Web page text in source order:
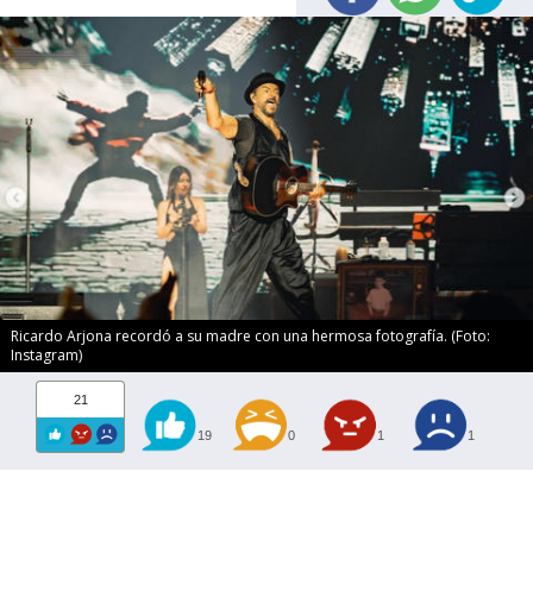
Ricardo Arjona recordó a su madre con una hermosa fotografía. (Foto:
Instagram)
21
19 0 1 1